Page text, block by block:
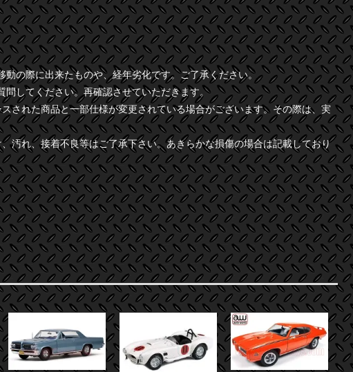
の際に出来たものや、経年劣化です。ご了承ください。
問してください。再確認させていただきます。
された商品と一部仕様が変更されている場合がございます。その際は、実
汚れ、接着不良等はご了承下さい。あきらかな損傷の場合は記載しており